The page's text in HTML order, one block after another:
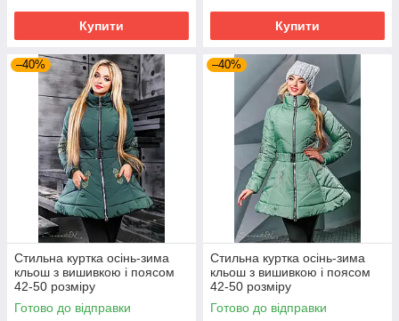
Купити Купити
–40%
Стильна куртка осінь-зима
кльош з вишивкою і поясом
42-50 розміру
Готово до відправки
–40%
Стильна куртка осінь-зима
кльош з вишивкою і поясом
42-50 розміру
Готово до відправки